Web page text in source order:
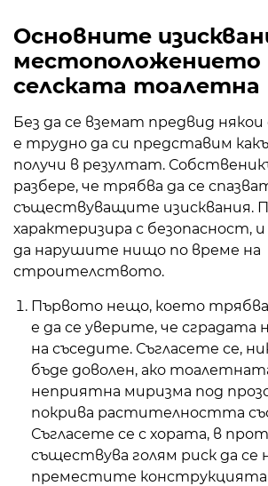
Основните
местоположението
селската тоалетна
Без да се вземат предвид
е трудно да си представим
получи в резултат.
разбере, че трябва да се
съществуващите изисквания.
характеризира с безопасност,
да нарушите нищо по време на
строителството.
Първото нещо, което
е да се уверите, че сградата
на съседите. Съгласете се,
бъде доволен, ако
неприятна миризма под
покрива растителността
Съгласете се с хората, в
съществува голям риск да се
преместите конструкцията